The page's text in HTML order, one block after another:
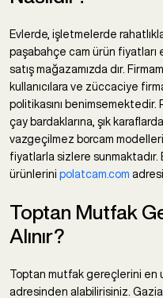
Evlerde, işletmelerde
paşabahçe cam ürün
satış mağazamızda dır.
kullanıcılara ve züccaciye
politikasını benimsemektedir.
çay bardaklarına, şık
vazgeçilmez borcam
fiyatlarla sizlere sunmaktadır.
ürünlerini polatcam.com
Toptan Mutfak
Alınır?
Toptan mutfak gereçlerini en
adresinden alabilirisiniz.